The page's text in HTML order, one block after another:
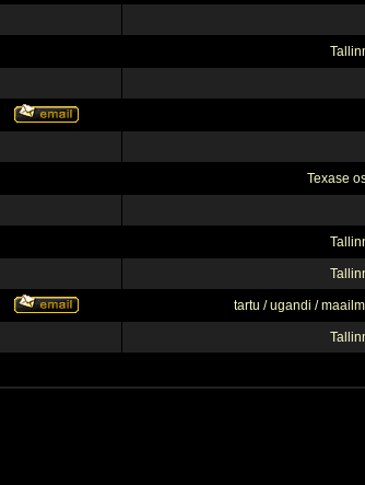
Texase
tartu / ugandi /